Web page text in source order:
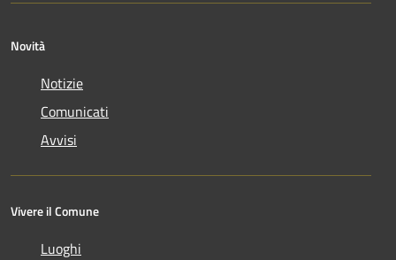
Novità
Notizie
Comunicati
Avvisi
Vivere il Comune
Luoghi